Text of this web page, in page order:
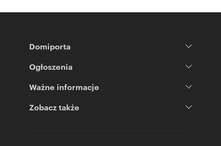
Domiporta
Ogłoszenia
Ważne informacje
Zobacz także